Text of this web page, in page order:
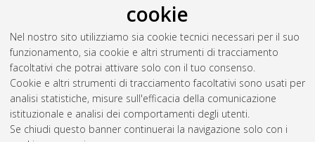
cookie
Nel nostro sito utilizziamo sia cookie tecnici necessari per il suo
funzionamento, sia cookie e altri strumenti di tracciamento
facoltativi che potrai attivare solo con il tuo consenso.
Cookie e altri strumenti di tracciamento facoltativi sono usati per
analisi statistiche, misure sull'efficacia della comunicazione
istituzionale e analisi dei comportamenti degli utenti.
Se chiudi questo banner continuerai la navigazione solo con i
atlantico sulle precipitazioni intense del 2 ottobre 2020 sulle
Alpi.[Laurea magistrale], Università di Bologna, Corso di
Studio inFisica del sistema terra [LM-DM270], Documento ad
accesso riservato.
Questa lista e' stata generata ilFri Aug 7 23:46:40 2026 CEST